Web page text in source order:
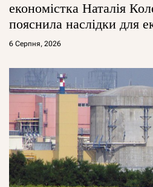
економістка Наталія
пояснила наслідки для
6 Серпня, 2026